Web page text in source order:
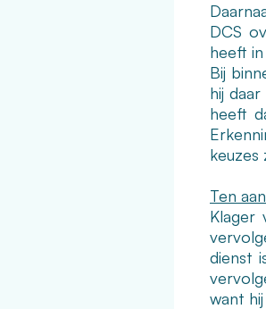
DCS
heeft
Bij
hij
heeft
keuzes
Ten
Klager
dienst
want